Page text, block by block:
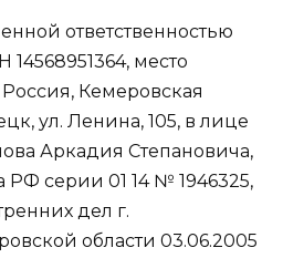
ответственностью
место
Кемеровская
ул. Ленина, 105, в лице
Аркадия Степановича,
РФ серии 01 14 № 1946325,
дел г.
области 03.06.2005